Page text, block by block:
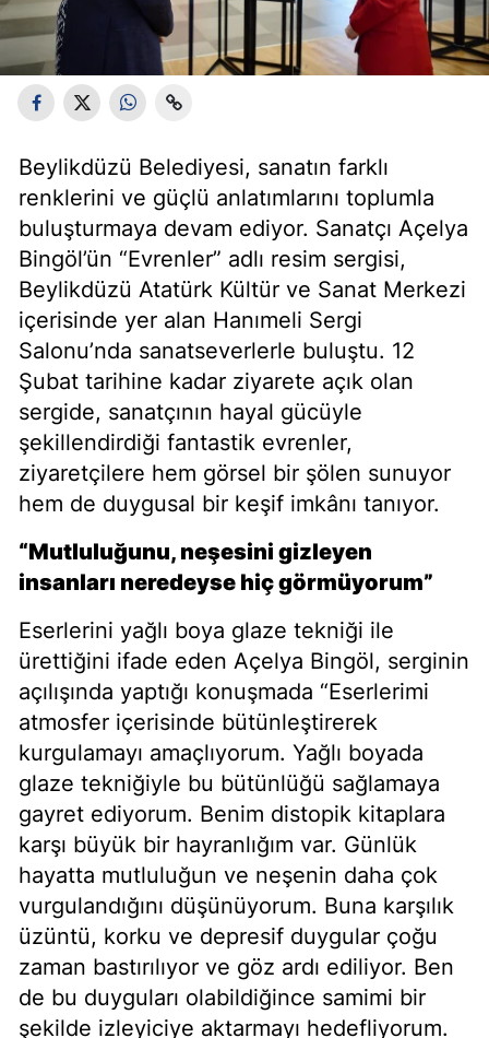
Beylikdüzü Belediyesi, sanatın farklı
renklerini ve güçlü anlatımlarını toplumla
buluşturmaya devam ediyor. Sanatçı Açelya
Bingöl’ün “Evrenler” adlı resim sergisi,
Beylikdüzü Atatürk Kültür ve Sanat Merkezi
içerisinde yer alan Hanımeli Sergi
Salonu’nda sanatseverlerle buluştu. 12
Şubat tarihine kadar ziyarete açık olan
sergide, sanatçının hayal gücüyle
şekillendirdiği fantastik evrenler,
ziyaretçilere hem görsel bir şölen sunuyor
hem de duygusal bir keşif imkânı tanıyor.
“Mutluluğunu, neşesini gizleyen
insanları neredeyse hiç görmüyorum”
Eserlerini yağlı boya glaze tekniği ile
ürettiğini ifade eden Açelya Bingöl, serginin
açılışında yaptığı konuşmada “Eserlerimi
atmosfer içerisinde bütünleştirerek
kurgulamayı amaçlıyorum. Yağlı boyada
glaze tekniğiyle bu bütünlüğü sağlamaya
gayret ediyorum. Benim distopik kitaplara
karşı büyük bir hayranlığım var. Günlük
hayatta mutluluğun ve neşenin daha çok
vurgulandığını düşünüyorum. Buna karşılık
üzüntü, korku ve depresif duygular çoğu
zaman bastırılıyor ve göz ardı ediliyor. Ben
de bu duyguları olabildiğince samimi bir
şekilde izleyiciye aktarmayı hedefliyorum.